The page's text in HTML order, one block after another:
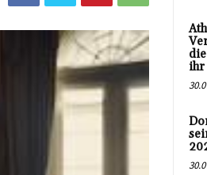
ihr